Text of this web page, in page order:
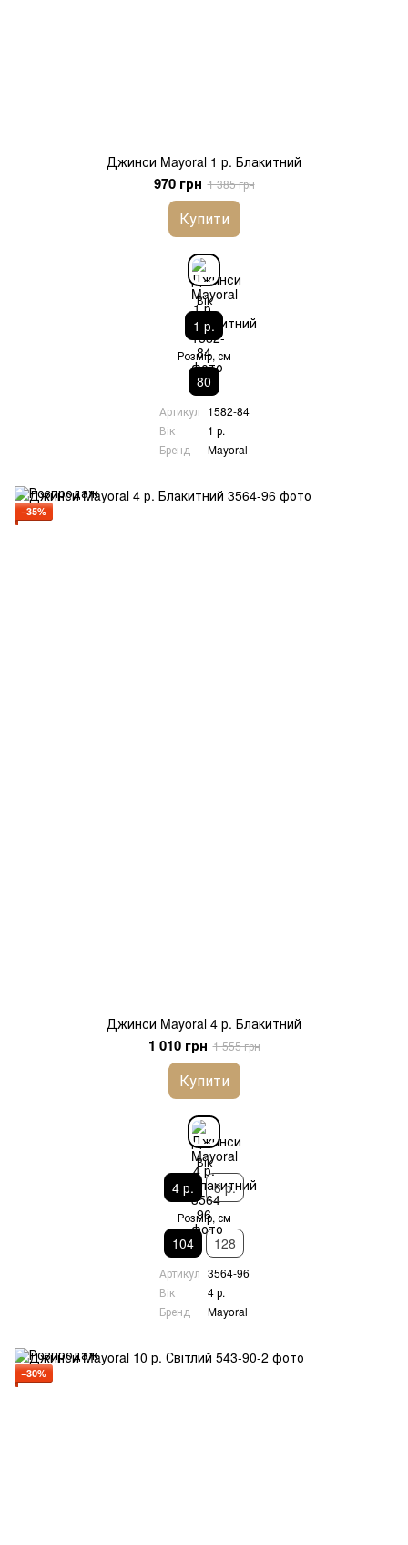
Джинси Mayoral 1 р. Блакитний
970 грн 1 385 грн
Купити
Вік
1 р.
Розмір, см
80
Артикул 1582-84
Вік
1 р.
Бренд
Mayoral
−35%
Джинси Mayoral 4 р. Блакитний
1 010 грн 1 555 грн
Купити
Вік
4 р. 8 р.
Розмір, см
104 128
Артикул 3564-96
Вік
4 р.
Бренд
Mayoral
−30%